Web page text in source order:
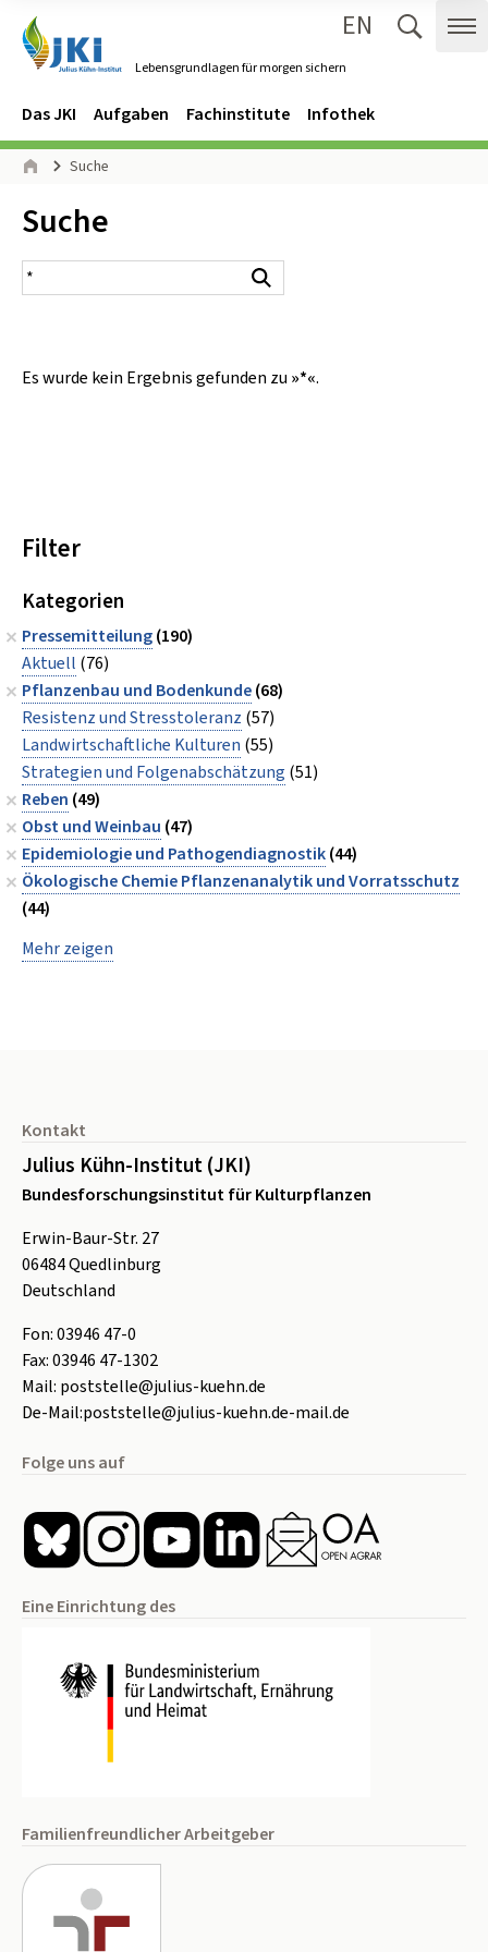
Lebensgrundlagen für morgen sichern
EN
Navigation
Hauptmenü
Das JKI Aufgaben Fachinstitute Infothek
Seitenpfad
Suche
Inhalt:
Suche
Suchergebnis
Es wurde kein Ergebnis gefunden zu »*«.
Filter
Kategorien
Pressemitteilung(190)
Aktuell (76)
Pflanzenbau und Bodenkunde(68)
Resistenz und Stresstoleranz (57)
Landwirtschaftliche Kulturen (55)
Strategien und Folgenabschätzung (51)
Reben (49)
Obst und Weinbau (47)
Epidemiologie und Pathogendiagnostik(44)
Ökologische Chemie Pflanzenanalytik und Vorratsschutz
(44)
Mehr zeigen
Kontakt
Julius Kühn-Institut (JKI)
Bundesforschungsinstitut für Kulturpflanzen
Erwin-Baur-Str. 27
06484Quedlinburg
Deutschland
Fon:03946 47-0
Fax:03946 47-1302
Mail: poststelle@julius-kuehn.de
De-Mail:poststelle@julius-kuehn.de-mail.de
Folge uns auf
Eine Einrichtung des
Familienfreundlicher Arbeitgeber